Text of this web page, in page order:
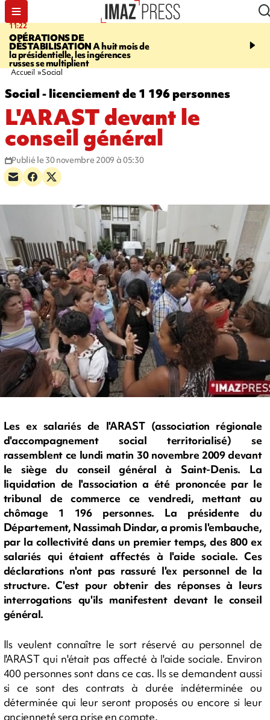
11:22
OPÉRATIONS DE
DÉSTABILISATIONA huit mois de
la présidentielle, les ingérences
russes se multiplient
14:51
Rivière triple champion
Accueil Social
Social - licenciement de 1 196 personnes
L'ARAST devant le
conseil général
Publié le 30 novembre 2009 à 05:30
Les ex salariés de l'ARAST (association régionale
d'accompagnement social territorialisé) se
rassemblent ce lundi matin 30 novembre 2009 devant
le siège du conseil général à Saint-Denis. La
liquidation de l'association a été prononcée par le
tribunal de commerce ce vendredi, mettant au
chômage 1 196 personnes. La présidente du
Département, Nassimah Dindar, a promis l'embauche,
par la collectivité dans un premier temps, des 800 ex
salariés qui étaient affectés à l'aide sociale. Ces
déclarations n'ont pas rassuré l'ex personnel de la
structure. C'est pour obtenir des réponses à leurs
interrogations qu'ils manifestent devant le conseil
général.
Ils veulent connaître le sort réservé au personnel de
l'ARAST qui n'était pas affecté à l'aide sociale. Environ
400 personnes sont dans ce cas. Ils se demandent aussi
si ce sont des contrats à durée indéterminée ou
déterminée qui leur seront proposés ou encore si leur
ancienneté sera prise en compte.